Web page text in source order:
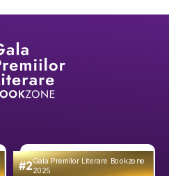
#2Gala Premilor Literare Bookzone
2025